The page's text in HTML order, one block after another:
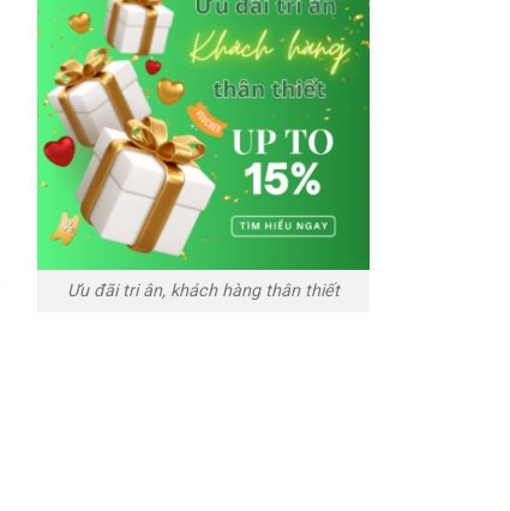
Ưu đãi tri ân, khách hàng thân thiết